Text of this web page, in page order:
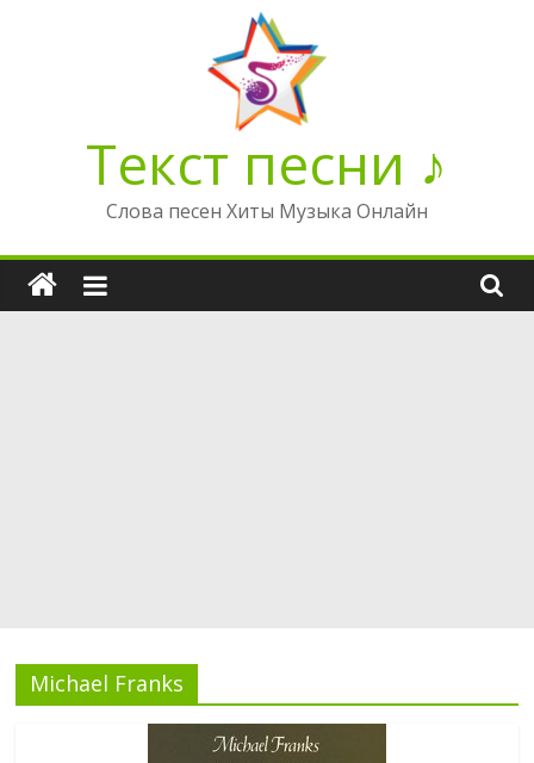
Текст песни ♪
Слова песен Хиты Музыка Онлайн
Michael Franks